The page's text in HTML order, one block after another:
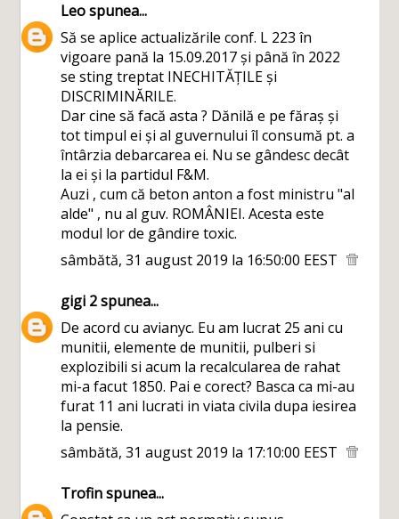
Leospunea...
Să se aplice actualizările conf. L 223 în
vigoare pană la 15.09.2017 și până în 2022
se sting treptat INECHITĂȚILE și
DISCRIMINĂRILE.
Dar cine să facă asta ? Dănilă e pe făraș și
tot timpul ei și al guvernului îl consumă pt. a
întârzia debarcarea ei. Nu se gândesc decât
la ei și la partidul F&M.
Auzi , cum că beton anton a fost ministru "al
alde" , nu al guv. ROMÂNIEI. Acesta este
modul lor de gândire toxic.
sâmbătă, 31 august 2019 la 16:50:00 EEST
gigi 2spunea...
De acord cu avianyc. Eu am lucrat 25 ani cu
munitii, elemente de munitii, pulberi si
explozibili si acum la recalcularea de rahat
mi-a facut 1850. Pai e corect? Basca ca mi-au
furat 11 ani lucrati in viata civila dupa iesirea
la pensie.
sâmbătă, 31 august 2019 la 17:10:00 EEST
Trofinspunea...